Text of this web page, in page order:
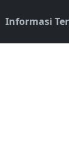
Informasi